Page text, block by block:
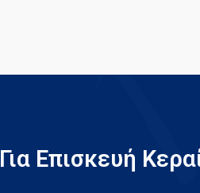
Για Επισκευή